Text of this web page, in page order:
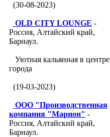
(30-08-2023)
OLD CITY LOUNGE -
Россия, Алтайский край,
Барнаул.
Уютная кальянная в центре
города
(19-03-2023)
ООО "Производственная
компания "Марион" -
Россия, Алтайский край,
Барнаул.